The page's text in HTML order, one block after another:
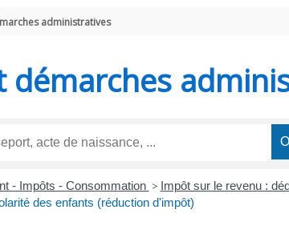
administratives
démarches
- Impôts - Consommation > Impôt sur le revenu :
des enfants (réduction d'impôt)